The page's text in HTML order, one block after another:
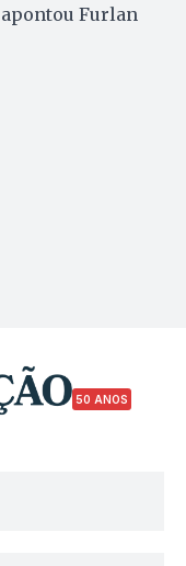
Furlan
50 ANOS